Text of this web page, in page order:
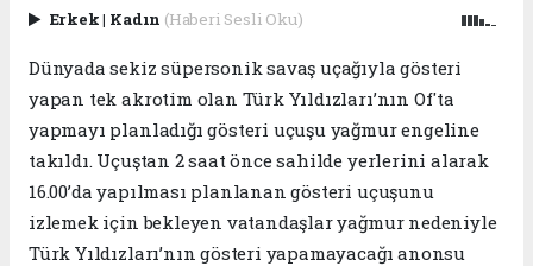
Erkek| Kadın (Haberi Sesli Oku)
Dünyada sekiz süpersonik savaş uçağıyla gösteri
yapan tek akrotim olan Türk Yıldızları’nın Of'ta
yapmayı planladığı gösteri uçuşu yağmur engeline
takıldı. Uçuştan 2 saat önce sahilde yerlerini alarak
16.00’da yapılması planlanan gösteri uçuşunu
izlemek için bekleyen vatandaşlar yağmur nedeniyle
Türk Yıldızları’nın gösteri yapamayacağı anonsu